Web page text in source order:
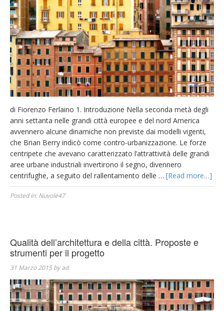
di Fiorenzo Ferlaino 1. Introduzione Nella seconda metà degli
anni settanta nelle grandi città europee e del nord America
avvennero alcune dinamiche non previste dai modelli vigenti,
che Brian Berry indicò come contro-urbanizzazione. Le forze
centripete che avevano caratterizzato l’attrattività delle grandi
aree urbane industriali invertirono il segno, divennero
centrifughe, a seguito del rallentamento delle … [Read more…]
Posted in:Nuvole47
Qualità dell’architettura e della città. Proposte e
strumenti per il progetto
31 Marzo 2015 byad